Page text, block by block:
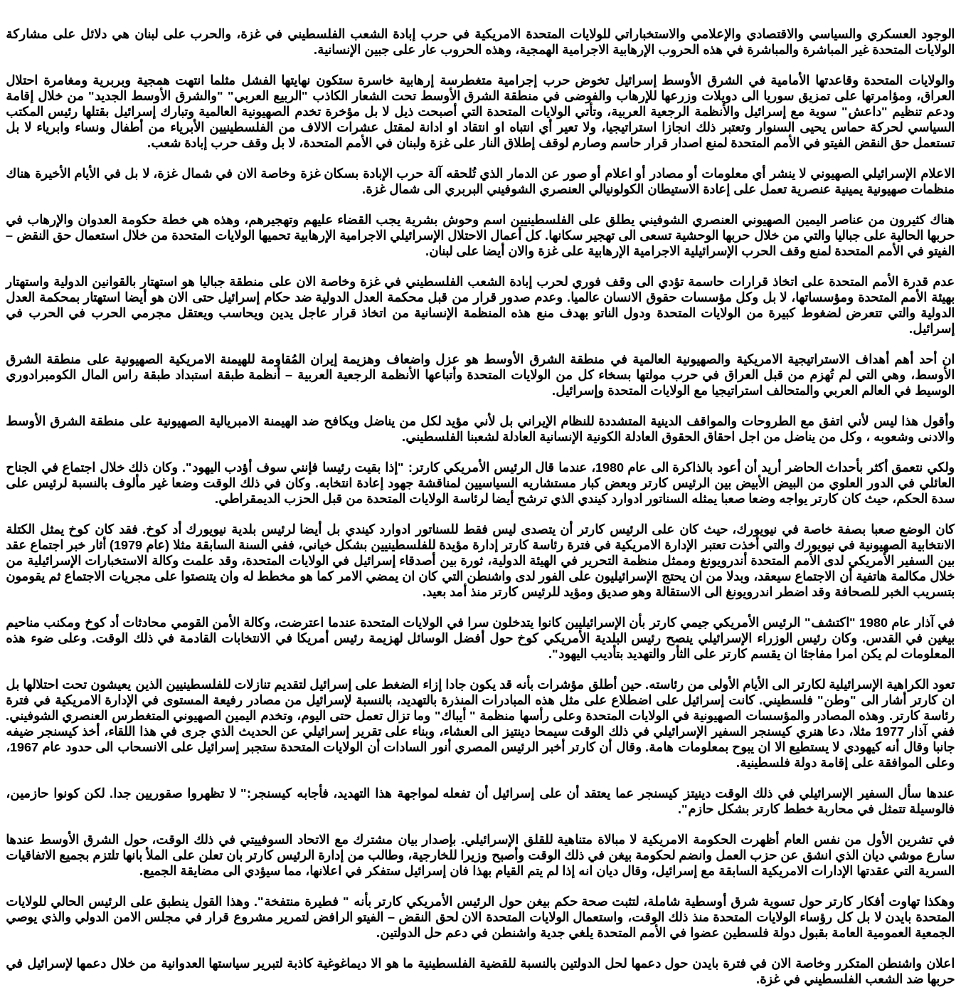
الوجود العسكري والسياسي والاقتصادي والإعلامي والاستخباراتي للولايات المتحدة الامريكية في حرب إبادة الشعب الفلسطيني في غزة، والحرب على لبنان هي دلائل على مشاركة
الولايات المتحدة غير المباشرة والمباشرة في هذه الحروب الإرهابية الاجرامية الهمجية، وهذه الحروب عار على جبين الإنسانية.
والولايات المتحدة وقاعدتها الأمامية في الشرق الأوسط إسرائيل تخوض حرب إجرامية متغطرسة إرهابية خاسرة ستكون نهايتها الفشل مثلما انتهت همجية وبربرية ومغامرة احتلال
العراق، ومؤامرتها على تمزيق سوريا الى دويلات وزرعها للإرهاب والفوضى في منطقة الشرق الأوسط تحت الشعار الكاذب "الربيع العربي" "والشرق الأوسط الجديد" من خلال إقامة
ودعم تنظيم "داعش" سوية مع إسرائيل والأنظمة الرجعية العربية، وتأتي الولايات المتحدة التي أصبحت ذيل لا بل مؤخرة تخدم الصهيونية العالمية وتبارك إسرائيل بقتلها رئيس المكتب
السياسي لحركة حماس يحيى السنوار وتعتبر ذلك انجازا استراتيجيا، ولا تعير أي انتباه او انتقاد او ادانة لمقتل عشرات الالاف من الفلسطينيين الأبرياء من أطفال ونساء وابرياء لا بل
تستعمل حق النقض الفيتو في الأمم المتحدة لمنع اصدار قرار حاسم وصارم لوقف إطلاق النار على غزة ولبنان في الأمم المتحدة، لا بل وقف حرب إبادة شعب.
الاعلام الإسرائيلي الصهيوني لا ينشر أي معلومات أو مصادر أو اعلام أو صور عن الدمار الذي تُلحقه آلة حرب الإبادة بسكان غزة وخاصة الان في شمال غزة، لا بل في الأيام الأخيرة هناك
منظمات صهيونية يمينية عنصرية تعمل على إعادة الاستيطان الكولونيالي العنصري الشوفيني البربري الى شمال غزة.
هناك كثيرون من عناصر اليمين الصهيوني العنصري الشوفيني يطلق على الفلسطينيين اسم وحوش بشرية يجب القضاء عليهم وتهجيرهم، وهذه هي خطة حكومة العدوان والإرهاب في
حربها الحالية على جباليا والتي من خلال حربها الوحشية تسعى الى تهجير سكانها. كل أعمال الاحتلال الإسرائيلي الاجرامية الإرهابية تحميها الولايات المتحدة من خلال استعمال حق النقض –
الفيتو في الأمم المتحدة لمنع وقف الحرب الإسرائيلية الاجرامية الإرهابية على غزة والان أيضا على لبنان.
عدم قدرة الأمم المتحدة على اتخاذ قرارات حاسمة تؤدي الى وقف فوري لحرب إبادة الشعب الفلسطيني في غزة وخاصة الان على منطقة جباليا هو استهتار بالقوانين الدولية واستهتار
بهيئة الأمم المتحدة ومؤسساتها، لا بل وكل مؤسسات حقوق الانسان عالميا. وعدم صدور قرار من قبل محكمة العدل الدولية ضد حكام إسرائيل حتى الان هو أيضا استهتار بمحكمة العدل
الدولية والتي تتعرض لضغوط كبيرة من الولايات المتحدة ودول الناتو بهدف منع هذه المنظمة الإنسانية من اتخاذ قرار عاجل يدين ويحاسب ويعتقل مجرمي الحرب في الحرب في
إسرائيل.
ان أحد أهم أهداف الاستراتيجية الامريكية والصهيونية العالمية في منطقة الشرق الأوسط هو عزل واضعاف وهزيمة إيران المُقاومة للهيمنة الامريكية الصهيونية على منطقة الشرق
الأوسط، وهي التي لم تُهزم من قبل العراق في حرب مولتها بسخاء كل من الولايات المتحدة وأتباعها الأنظمة الرجعية العربية – أنظمة طبقة استبداد طبقة راس المال الكومبرادوري
الوسيط في العالم العربي والمتحالف استراتيجيا مع الولايات المتحدة وإسرائيل.
وأقول هذا ليس لأني اتفق مع الطروحات والمواقف الدينية المتشددة للنظام الإيراني بل لأني مؤيد لكل من يناضل ويكافح ضد الهيمنة الامبريالية الصهيونية على منطقة الشرق الأوسط
والادنى وشعوبه ، وكل من يناضل من اجل احقاق الحقوق العادلة الكونية الإنسانية العادلة لشعبنا الفلسطيني.
ولكي نتعمق أكثر بأحداث الحاضر أريد أن أعود بالذاكرة الى عام 1980، عندما قال الرئيس الأمريكي كارتر: "إذا بقيت رئيسا فإنني سوف أؤدب اليهود". وكان ذلك خلال اجتماع في الجناح
العائلي في الدور العلوي من البيض الأبيض بين الرئيس كارتر وبعض كبار مستشاريه السياسيين لمناقشة جهود إعادة انتخابه. وكان في ذلك الوقت وضعا غير مألوف بالنسبة لرئيس على
سدة الحكم، حيث كان كارتر يواجه وضعا صعبا يمثله السناتور ادوارد كيندي الذي ترشح أيضا لرئاسة الولايات المتحدة من قبل الحزب الديمقراطي.
كان الوضع صعبا بصفة خاصة في نيويورك، حيث كان على الرئيس كارتر أن يتصدى ليس فقط للسناتور ادوارد كيندي بل أيضا لرئيس بلدية نيويورك أد كوخ. فقد كان كوخ يمثل الكتلة
الانتخابية الصهيونية في نيويورك والتي أخذت تعتبر الإدارة الامريكية في فترة رئاسة كارتر إدارة مؤيدة للفلسطينيين بشكل خياني، ففي السنة السابقة مثلا (عام 1979) أثار خبر اجتماع عقد
بين السفير الأمريكي لدى الأمم المتحدة أندرويونغ وممثل منظمة التحرير في الهيئة الدولية، ثورة بين أصدقاء إسرائيل في الولايات المتحدة، وقد علمت وكالة الاستخبارات الإسرائيلية من
خلال مكالمة هاتفية أن الاجتماع سيعقد، وبدلا من ان يحتج الإسرائيليون على الفور لدى واشنطن التي كان ان يمضي الامر كما هو مخطط له وان يتنصتوا على مجريات الاجتماع ثم يقومون
بتسريب الخبر للصحافة وقد اضطر اندرويونغ الى الاستقالة وهو صديق ومؤيد للرئيس كارتر منذ أمد بعيد.
في آذار عام 1980 "اكتشف" الرئيس الأمريكي جيمي كارتر بأن الإسرائيليين كانوا يتدخلون سرا في الولايات المتحدة عندما اعترضت، وكالة الأمن القومي محادثات أد كوخ ومكنب مناحيم
بيغين في القدس. وكان رئيس الوزراء الإسرائيلي ينصح رئيس البلدية الأمريكي كوخ حول أفضل الوسائل لهزيمة رئيس أمريكا في الانتخابات القادمة في ذلك الوقت. وعلى ضوء هذه
المعلومات لم يكن امرا مفاجئا ان يقسم كارتر على الثأر والتهديد بتأديب اليهود".
تعود الكراهية الإسرائيلية لكارتر الى الأيام الأولى من رئاسته. حين أطلق مؤشرات بأنه قد يكون جادا إزاء الضغط على إسرائيل لتقديم تنازلات للفلسطينيين الذين يعيشون تحت احتلالها بل
ان كارتر أشار الى "وطن" فلسطيني. كانت إسرائيل على اضطلاع على مثل هذه المبادرات المنذرة بالتهديد، بالنسبة لإسرائيل من مصادر رفيعة المستوى في الإدارة الامريكية في فترة
رئاسة كارتر. وهذه المصادر والمؤسسات الصهيونية في الولايات المتحدة وعلى رأسها منظمة " أيباك" وما تزال تعمل حتى اليوم، وتخدم اليمين الصهيوني المتغطرس العنصري الشوفيني.
ففي آذار 1977 مثلا، دعا هنري كيسنجر السفير الإسرائيلي في ذلك الوقت سيمحا دينتيز الى العشاء، وبناء على تقرير إسرائيلي عن الحديث الذي جرى في هذا اللقاء، أخذ كيسنجر ضيفه
جانبا وقال أنه كيهودي لا يستطيع الا ان يبوح بمعلومات هامة. وقال أن كارتر أخبر الرئيس المصري أنور السادات أن الولايات المتحدة ستجبر إسرائيل على الانسحاب الى حدود عام 1967،
وعلى الموافقة على إقامة دولة فلسطينية.
عندها سأل السفير الإسرائيلي في ذلك الوقت دينيتز كيسنجر عما يعتقد أن على إسرائيل أن تفعله لمواجهة هذا التهديد، فأجابه كيسنجر:" لا تظهروا صقوريين جدا. لكن كونوا حازمين،
فالوسيلة تتمثل في محاربة خطط كارتر بشكل حازم".
في تشرين الأول من نفس العام أظهرت الحكومة الامريكية لا مبالاة متناهية للقلق الإسرائيلي. بإصدار بيان مشترك مع الاتحاد السوفييتي في ذلك الوقت، حول الشرق الأوسط عندها
سارع موشي ديان الذي انشق عن حزب العمل وانضم لحكومة بيغن في ذلك الوقت وأصبح وزيرا للخارجية، وطالب من إدارة الرئيس كارتر بان تعلن على الملأ بانها تلتزم بجميع الاتفاقيات
السرية التي عقدتها الإدارات الامريكية السابقة مع إسرائيل، وقال ديان انه إذا لم يتم القيام بهذا فان إسرائيل ستفكر في اعلانها، مما سيؤدي الى مضايقة الجميع.
وهكذا تهاوت أفكار كارتر حول تسوية شرق أوسطية شاملة، لتثبت صحة حكم بيغن حول الرئيس الأمريكي كارتر بأنه " فطيرة منتفخة". وهذا القول ينطبق على الرئيس الحالي للولايات
المتحدة بايدن لا بل كل رؤساء الولايات المتحدة منذ ذلك الوقت، واستعمال الولايات المتحدة الان لحق النقض – الفيتو الرافض لتمرير مشروع قرار في مجلس الامن الدولي والذي يوصي
الجمعية العمومية العامة بقبول دولة فلسطين عضوا في الأمم المتحدة يلغي جدية واشنطن في دعم حل الدولتين.
اعلان واشنطن المتكرر وخاصة الان في فترة بايدن حول دعمها لحل الدولتين بالنسبة للقضية الفلسطينية ما هو الا ديماغوغية كاذبة لتبرير سياستها العدوانية من خلال دعمها لإسرائيل في
حربها ضد الشعب الفلسطيني في غزة.